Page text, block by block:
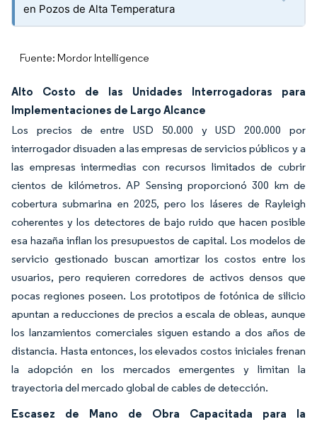
en Pozos de Alta Temperatura
Fuente: Mordor Intelligence
Alto Costo de las Unidades Interrogadoras para
Implementaciones de Largo Alcance
Los precios de entre USD 50.000 y USD 200.000 por
interrogador disuaden a las empresas de servicios públicos y a
las empresas intermedias con recursos limitados de cubrir
cientos de kilómetros. AP Sensing proporcionó 300 km de
cobertura submarina en 2025, pero los láseres de Rayleigh
coherentes y los detectores de bajo ruido que hacen posible
esa hazaña inflan los presupuestos de capital. Los modelos de
servicio gestionado buscan amortizar los costos entre los
usuarios, pero requieren corredores de activos densos que
pocas regiones poseen. Los prototipos de fotónica de silicio
apuntan a reducciones de precios a escala de obleas, aunque
los lanzamientos comerciales siguen estando a dos años de
distancia. Hasta entonces, los elevados costos iniciales frenan
la adopción en los mercados emergentes y limitan la
trayectoria del mercado global de cables de detección.
Escasez de Mano de Obra Capacitada para la